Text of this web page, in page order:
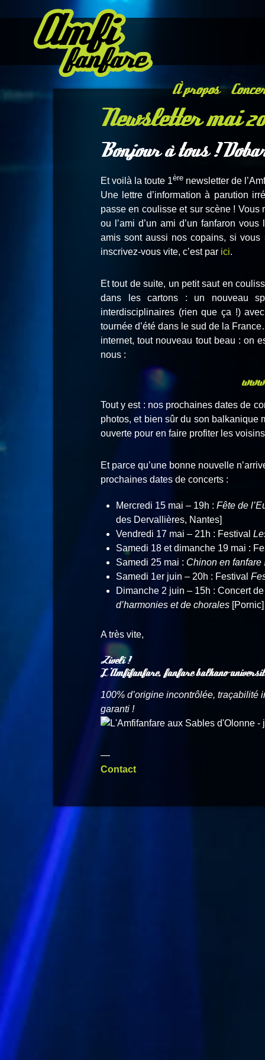
À propos
Newsletter mai
Bonjour à tous !
Et voilà la toute 1ère newsletter de
Une lettre d’information à parution
passe en coulisse et sur scène ! Vous
ou l’ami d’un ami d’un fanfaron
amis sont aussi nos copains, si
inscrivez-vous vite, c’est par ici.
Et tout de suite, un petit saut en
dans les cartons : un nouveau
interdisciplinaires (rien que ça !)
tournée d’été dans le sud de la
internet, tout nouveau tout beau : on
nous :
Tout y est : nos prochaines dates de
photos, et bien sûr du son balkanique
ouverte pour en faire profiter les
Et parce qu’une bonne nouvelle
prochaines dates de concerts :
Mercredi 15 mai – 19h : Fête de
des Dervallières, Nantes]
Vendredi 17 mai – 21h : Festival
Samedi 18 et dimanche 19 mai :
Samedi 25 mai : Chinon en fanfare
Samedi 1er juin – 20h : Festival
Dimanche 2 juin – 15h : Concert
d’harmonies et de chorales
A très vite,
Ziveli !
L’Amfifanfare, fanfare balkano-
100% d’origine incontrôlée,
garanti !
—
Contact